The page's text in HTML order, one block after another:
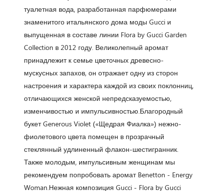
туалетная вода, разработанная парфюмерами
знаменитого итальянского дома моды Gucci и
выпущенная в составе линии Flora by Gucci Garden
Collection в 2012 году. Великолепный аромат
принадлежит к семье цветочных древесно-
мускусных запахов, он отражает одну из сторон
настроения и характера каждой из своих поклонниц,
отличающихся женской непредсказуемостью,
изменчивостью и импульсивностью.Благородный
букет Generous Violet («Щедрая Фиалка») нежно-
фиолетового цвета помещен в прозрачный
стеклянный удлиненный флакон-шестигранник.
Также молодым, импульсивным женщинам мы
рекомендуем попробовать аромат Benetton - Energy
Woman.Нежная композиция Gucci - Flora by Gucci